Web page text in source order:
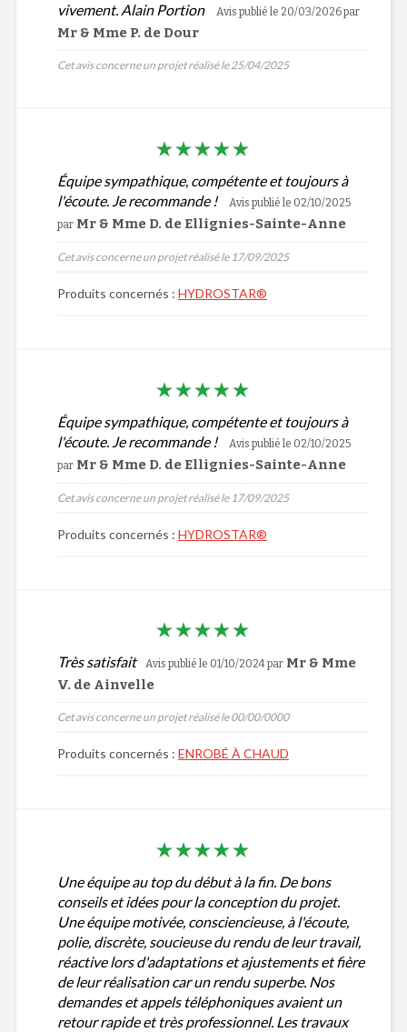
vivement. Alain Portion
Avis publié le 20/03/2026par
Mr & Mme P. de Dour
Cet avis concerne un projet réalisé le 25/04/2025
Équipe sympathique, compétente et toujours à
l'écoute. Je recommande !
Avis publié le 02/10/2025
par Mr & Mme D. de Ellignies-Sainte-Anne
Cet avis concerne un projet réalisé le 17/09/2025
Produits concernés : HYDROSTAR®
Équipe sympathique, compétente et toujours à
l'écoute. Je recommande !
Avis publié le 02/10/2025
par Mr & Mme D. de Ellignies-Sainte-Anne
Cet avis concerne un projet réalisé le 17/09/2025
Produits concernés : HYDROSTAR®
Très satisfait Avis publié le 01/10/2024par Mr & Mme
V. de Ainvelle
Cet avis concerne un projet réalisé le 00/00/0000
Produits concernés : ENROBÉ À CHAUD
Une équipe au top du début à la fin. De bons
conseils et idées pour la conception du projet.
Une équipe motivée, consciencieuse, à l'écoute,
polie, discrète, soucieuse du rendu de leur travail,
réactive lors d'adaptations et ajustements et fière
de leur réalisation car un rendu superbe. Nos
demandes et appels téléphoniques avaient un
retour rapide et très professionnel. Les travaux